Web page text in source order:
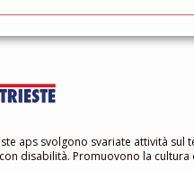
aps svolgono svariate attività
disabilità. Promuovono la cultura